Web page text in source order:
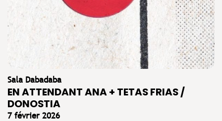
Sala Dabadaba
EN ATTENDANT ANA + TETAS FRIAS /
DONOSTIA
7 février 2026